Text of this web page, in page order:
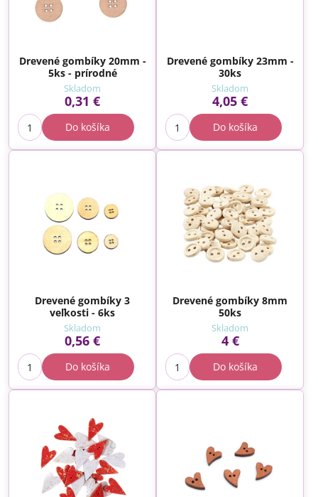
Drevené gombíky 20mm -
5ks - prírodné
Skladom
0,31 €
Do košíka
Drevené gombíky 23mm -
30ks
Skladom
4,05 €
Do košíka
Drevené gombíky 3
veľkosti - 6ks
Skladom
0,56 €
Do košíka
Drevené gombíky 8mm
50ks
Skladom
4 €
Do košíka